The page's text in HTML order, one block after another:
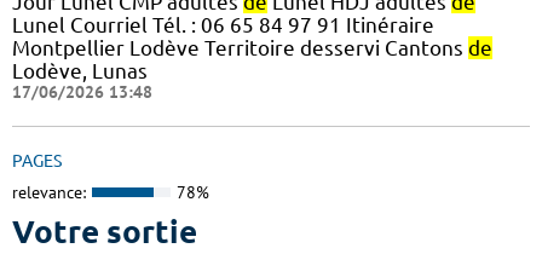
Lunel Courriel Tél. : 06 65 84 97 91 Itinéraire
Montpellier Lodève Territoire desservi Cantons de
Lodève, Lunas
17/06/2026 13:48
PAGES
relevance: 78%
Votre sortie